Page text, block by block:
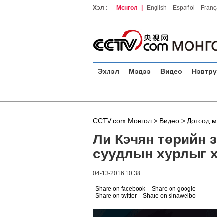
Хэл : Монгол English Español
Эхлэл Мэдээ Видео
CCTV.com Монгол > Видео > Дотоод
Ли Кэчян төрийн
суудлын хурлыг
04-13-2016 10:38
Share on facebook
Share on google
Share on twitter
Share on sinaweibo